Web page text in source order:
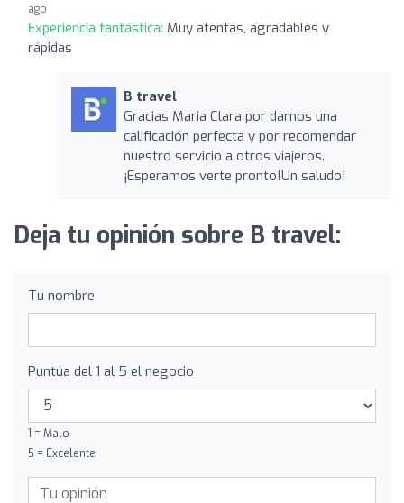
ago
Experiencia fantástica: Muy atentas, agradables y
rápidas
B travel
Gracias Maria Clara por darnos una
calificación perfecta y por recomendar
nuestro servicio a otros viajeros.
¡Esperamos verte pronto!Un saludo!
Deja tu opinión sobre B travel:
Tu nombre
Puntúa del 1 al 5 el negocio
1 = Malo
5 = Excelente